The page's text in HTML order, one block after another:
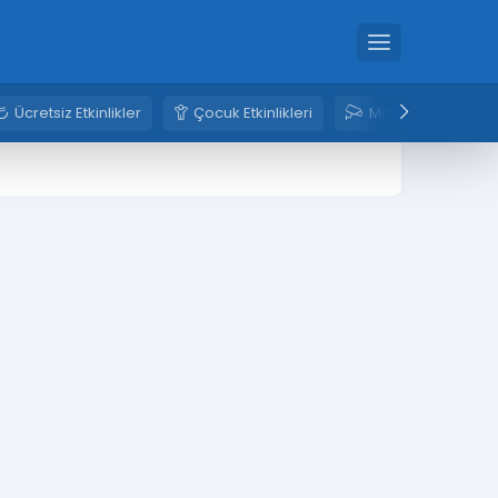
Ücretsiz Etkinlikler Çocuk Etkinlikleri Mobese